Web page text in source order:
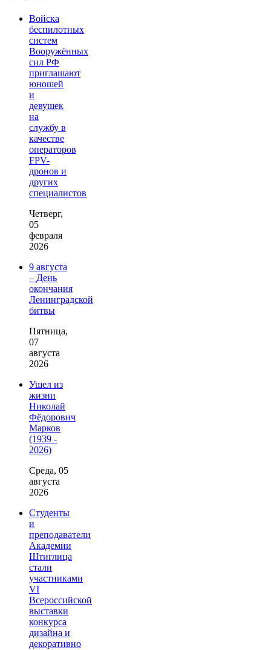
Войска
беспилотных
систем
Вооружённых
сил РФ
приглашают
юношей
и
девушек
на
службу в
качестве
операторов
FPV-
дронов и
других
специалистов
Четверг,
05
февраля
2026
9 августа
– День
окончания
Ленинградской
битвы
Пятница,
07
августа
2026
Ушел из
жизни
Николай
Фёдорович
Марков
(1939 -
2026)
Среда, 05
августа
2026
Студенты
и
преподаватели
Академии
Штиглица
стали
участниками
VI
Всероссийской
выставки
конкурса
дизайна и
декоративно